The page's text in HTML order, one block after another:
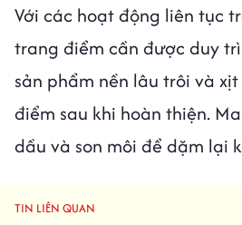
Với các hoạt động liên tục
trang điểm cần được duy
sản phẩm nền lâu trôi và
điểm sau khi hoàn thiện.
dầu và son môi để dặm lại
TIN LIÊN QUAN